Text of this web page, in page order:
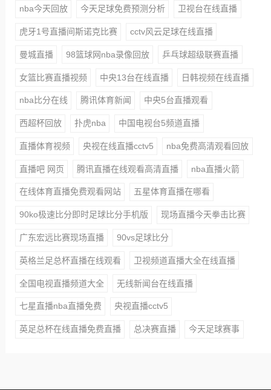
nba今天回放 今天足球免费预测分析 卫视台在线直播
虎牙1号直播间斯诺克比赛 cctv风云足球在线直播
曼城直播 98篮球网nba录像回放 乒乓球超级联赛直播
女篮比赛直播视频 中央13台在线直播 日韩视频在线直播
nba比分在线 腾讯体育新闻 中央5台直播观看
西超杯回放 扑虎nba 中国电视台5频道直播
直播体育视频 央视在线直播cctv5 nba免费高清观看回放
直播吧 网页 腾讯直播在线观看高清直播 nba直播火箭
在线体育直播免费观看网站 五星体育直播在哪看
90ko极速比分即时足球比分手机版 现场直播今天拳击比赛
广东宏远比赛现场直播 90vs足球比分
英格兰足总杯直播在线观看 卫视频道直播大全在线直播
全国电视直播频道大全 无线新闻台在线直播
七星直播nba直播免费 央视直播cctv5
英足总杯在线直播免费直播 总决赛直播 今天足球赛事